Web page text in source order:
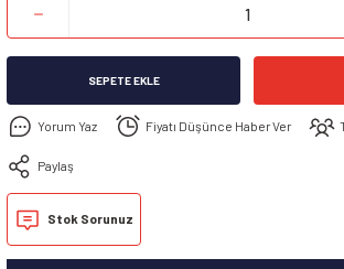
SEPETE EKLE
Yorum Yaz Fiyatı Düşünce Haber Ver
Paylaş
Stok Sorunuz